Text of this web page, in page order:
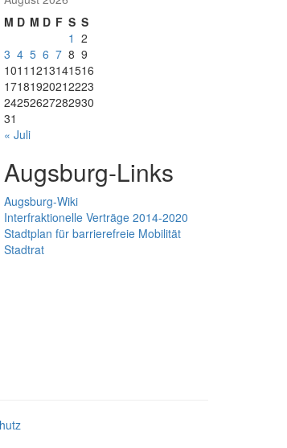
M D M D F S S
1 2
3 4 5 6 7 8 9
1011 1213141516
17181920212223
24252627282930
31
« Juli
Augsburg-Links
Augsburg-Wiki
Interfraktionelle Verträge 2014-2020
Stadtplan für barrierefreie Mobilität
Stadtrat